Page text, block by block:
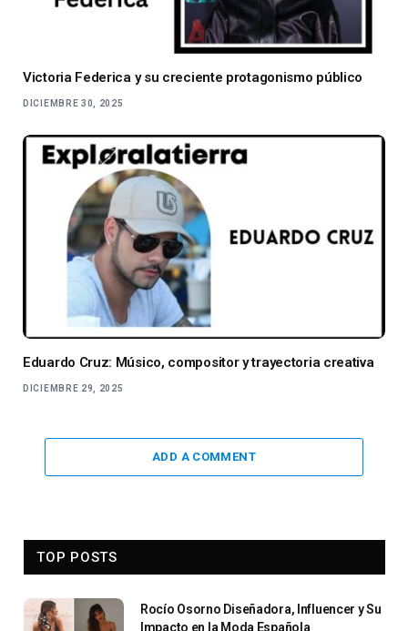
Victoria Federica y su creciente protagonismo público
DICIEMBRE 30, 2025
Eduardo Cruz: Músico, compositor y trayectoria creativa
DICIEMBRE 29, 2025
ADD A COMMENT
TOP POSTS
Rocío Osorno Diseñadora, Influencer y Su
Impacto en la Moda Española